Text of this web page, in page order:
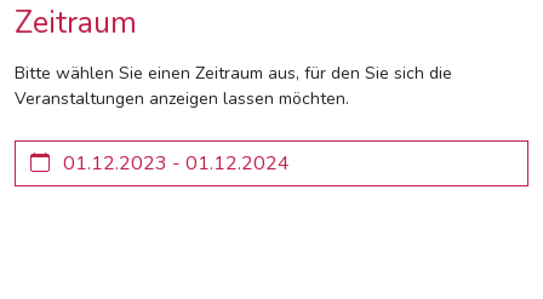
Zeitraum
Bitte wählen Sie einen Zeitraum aus, für den Sie sich die
Veranstaltungen anzeigen lassen möchten.